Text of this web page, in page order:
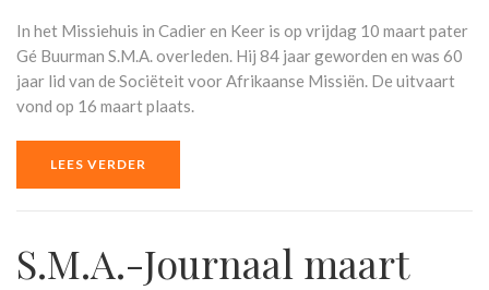
In het Missiehuis in Cadier en Keer is op vrijdag 10 maart pater
Gé Buurman S.M.A. overleden. Hij 84 jaar geworden en was 60
jaar lid van de Sociëteit voor Afrikaanse Missiën. De uitvaart
vond op 16 maart plaats.
LEES VERDER
S.M.A.-Journaal maart